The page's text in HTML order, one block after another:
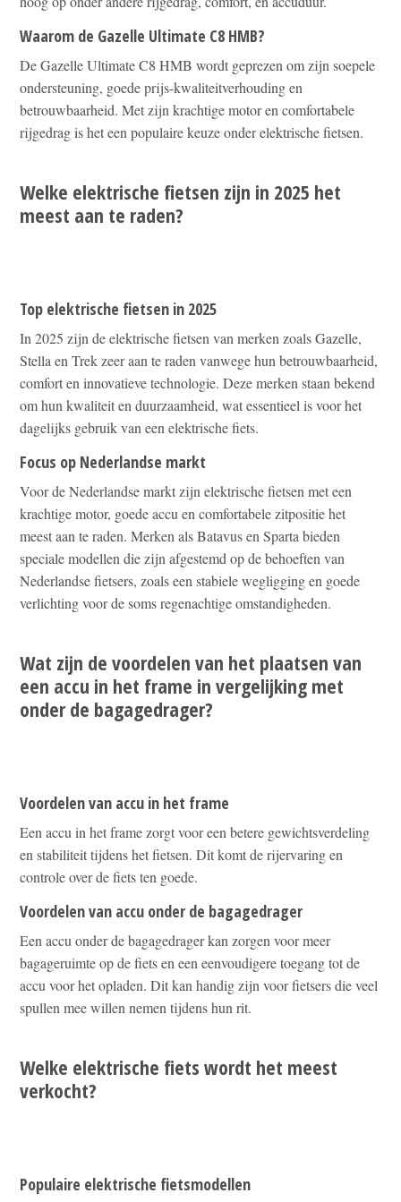
Waarom de Gazelle Ultimate C8 HMB?
De Gazelle Ultimate C8 HMB wordt geprezen om zijn soepele
ondersteuning, goede prijs-kwaliteitverhouding en
betrouwbaarheid. Met zijn krachtige motor en comfortabele
rijgedrag is het een populaire keuze onder elektrische fietsen.
Welke elektrische fietsen zijn in 2025 het
meest aan te raden?
Top elektrische fietsen in 2025
In 2025 zijn de elektrische fietsen van merken zoals Gazelle,
Stella en Trek zeer aan te raden vanwege hun betrouwbaarheid,
comfort en innovatieve technologie. Deze merken staan bekend
om hun kwaliteit en duurzaamheid, wat essentieel is voor het
dagelijks gebruik van een elektrische fiets.
Focus op Nederlandse markt
Voor de Nederlandse markt zijn elektrische fietsen met een
krachtige motor, goede accu en comfortabele zitpositie het
meest aan te raden. Merken als Batavus en Sparta bieden
speciale modellen die zijn afgestemd op de behoeften van
Nederlandse fietsers, zoals een stabiele wegligging en goede
verlichting voor de soms regenachtige omstandigheden.
Wat zijn de voordelen van het plaatsen van
een accu in het frame in vergelijking met
onder de bagagedrager?
Voordelen van accu in het frame
Een accu in het frame zorgt voor een betere gewichtsverdeling
en stabiliteit tijdens het fietsen. Dit komt de rijervaring en
controle over de fiets ten goede.
Voordelen van accu onder de bagagedrager
Een accu onder de bagagedrager kan zorgen voor meer
bagageruimte op de fiets en een eenvoudigere toegang tot de
accu voor het opladen. Dit kan handig zijn voor fietsers die veel
spullen mee willen nemen tijdens hun rit.
Welke elektrische fiets wordt het meest
verkocht?
Populaire elektrische fietsmodellen